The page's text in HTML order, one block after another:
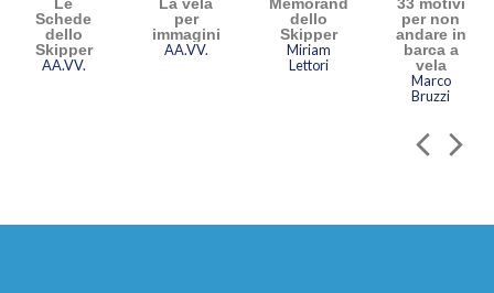
Le
Schede
dello
Skipper
AA.VV.
La vela
per
immagini
AA.VV.
Memorandum
dello
Skipper
Miriam
Lettori
33 motivi
per non
andare in
barca a
vela
Marco
Bruzzi